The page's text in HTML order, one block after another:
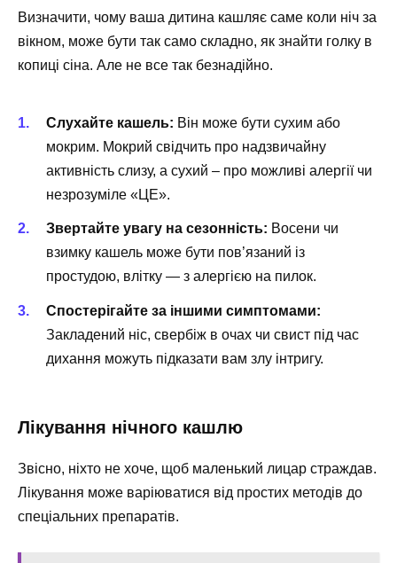
Визначити, чому ваша дитина кашляє саме коли ніч за
вікном, може бути так само складно, як знайти голку в
копиці сіна. Але не все так безнадійно.
Слухайте кашель: Він може бути сухим або
мокрим. Мокрий свідчить про надзвичайну
активність слизу, а сухий – про можливі алергії чи
незрозуміле «ЦЕ».
Звертайте увагу на сезонність: Восени чи
взимку кашель може бути пов’язаний із
простудою, влітку — з алергією на пилок.
Спостерігайте за іншими симптомами:
Закладений ніс, свербіж в очах чи свист під час
дихання можуть підказати вам злу інтригу.
Лікування нічного кашлю
Звісно, ніхто не хоче, щоб маленький лицар страждав.
Лікування може варіюватися від простих методів до
спеціальних препаратів.